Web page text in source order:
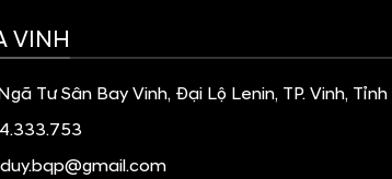
VINH
Tư Sân Bay Vinh, Đại Lộ Lenin, TP. Vinh,